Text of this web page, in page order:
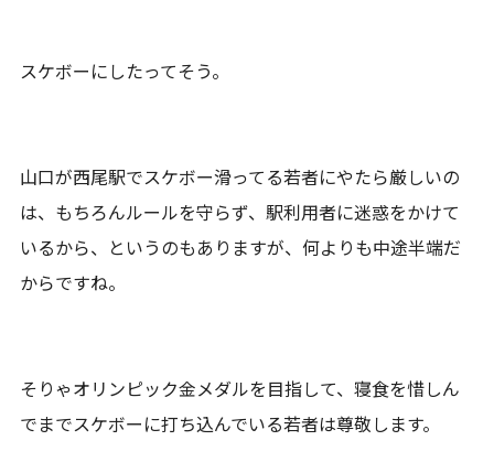
スケボーにしたってそう。
山口が西尾駅でスケボー滑ってる若者にやたら厳しいの
は、もちろんルールを守らず、駅利用者に迷惑をかけて
いるから、というのもありますが、何よりも中途半端だ
からですね。
そりゃオリンピック金メダルを目指して、寝食を惜しん
でまでスケボーに打ち込んでいる若者は尊敬します。